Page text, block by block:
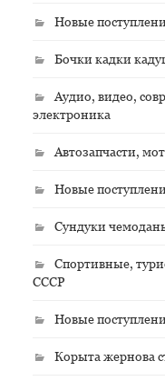
Новые
Бочки кадки
Аудио, видео,
электроника
Автозапчасти,
Новые
Сундуки
Спортивные,
СССР
Новые
Корыта жернова